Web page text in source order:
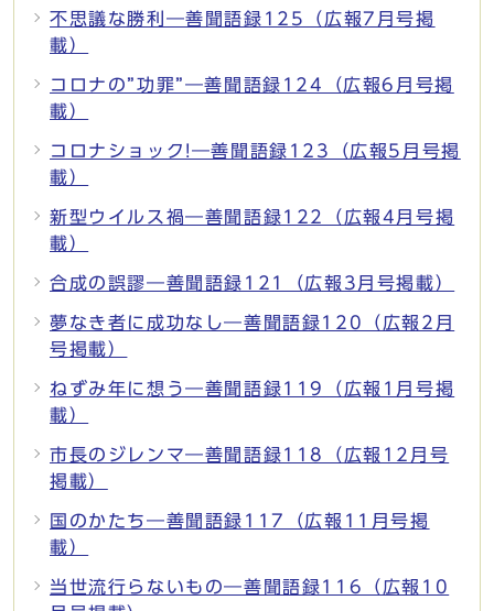
不思議な勝利―善聞語録125（広報7月号掲
載）
コロナの”功罪”―善聞語録124（広報6月号掲
載）
コロナショック!―善聞語録123（広報5月号掲
載）
新型ウイルス禍―善聞語録122（広報4月号掲
載）
合成の誤謬―善聞語録121（広報3月号掲載）
夢なき者に成功なし―善聞語録120（広報2月
号掲載）
ねずみ年に想う―善聞語録119（広報1月号掲
載）
市長のジレンマ―善聞語録118（広報12月号
掲載）
国のかたち―善聞語録117（広報11月号掲
載）
当世流行らないもの―善聞語録116（広報10